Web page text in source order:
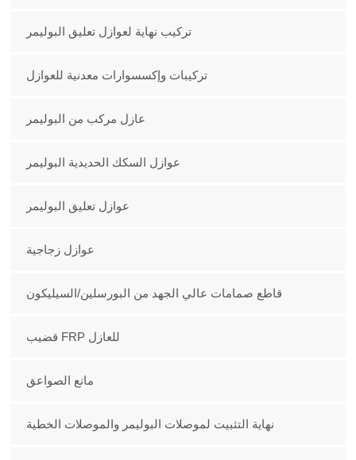
تركيب نهاية لعوازل تعليق البوليمر
تركيبات وإكسسوارات معدنية للعوازل
عازل مركب من البوليمر
عوازل السكك الحديدية البوليمر
عوازل تعليق البوليمر
عوازل زجاجية
قاطع صمامات عالي الجهد من البورسلين/السيليكون
قضيب FRP للعازل
مانع الصواعق
نهاية التثبيت لموصلات البوليمر والموصلات الخطية